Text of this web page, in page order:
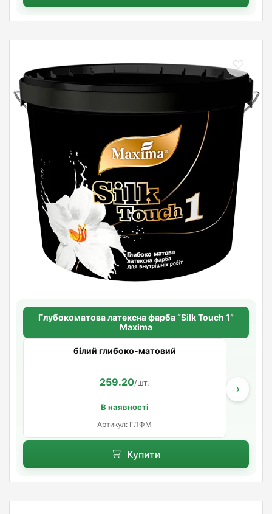
Глубокоматова латексна фарба “Silk Touch 1”
Maxima
білий глибоко-матовий
259.20/шт.
В наявності
Артикул: ГЛФМ
›
Купити